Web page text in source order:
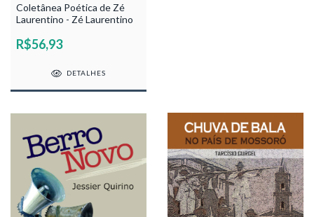
Coletânea Poética de Zé
Laurentino - Zé Laurentino
R$56,93
DETALHES